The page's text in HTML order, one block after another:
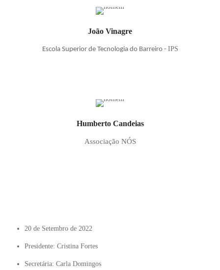
João Vinagre
Escola Superior de Tecnologia do Barreiro - IPS
Humberto Candeias
Associação NÓS
20 de Setembro de 2022
Presidente: Cristina Fortes
Secretária: Carla Domingos